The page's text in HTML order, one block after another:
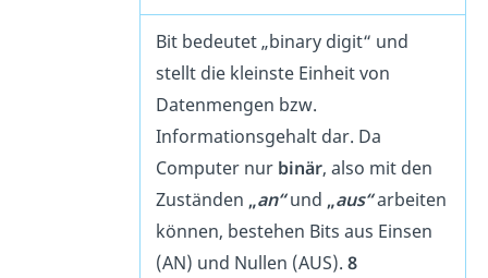
Bit bedeutet „binary digit“ und
stellt die kleinste Einheit von
Datenmengen bzw.
Informationsgehalt dar. Da
Computer nur binär, also mit den
Zuständen „an“und „aus“arbeiten
können, bestehen Bits aus Einsen
(AN) und Nullen (AUS).8